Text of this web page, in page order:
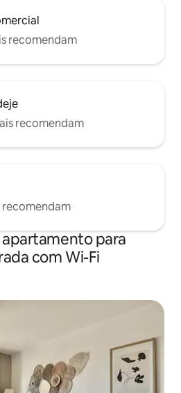
recomendam
recomendam
para
com Wi-Fi